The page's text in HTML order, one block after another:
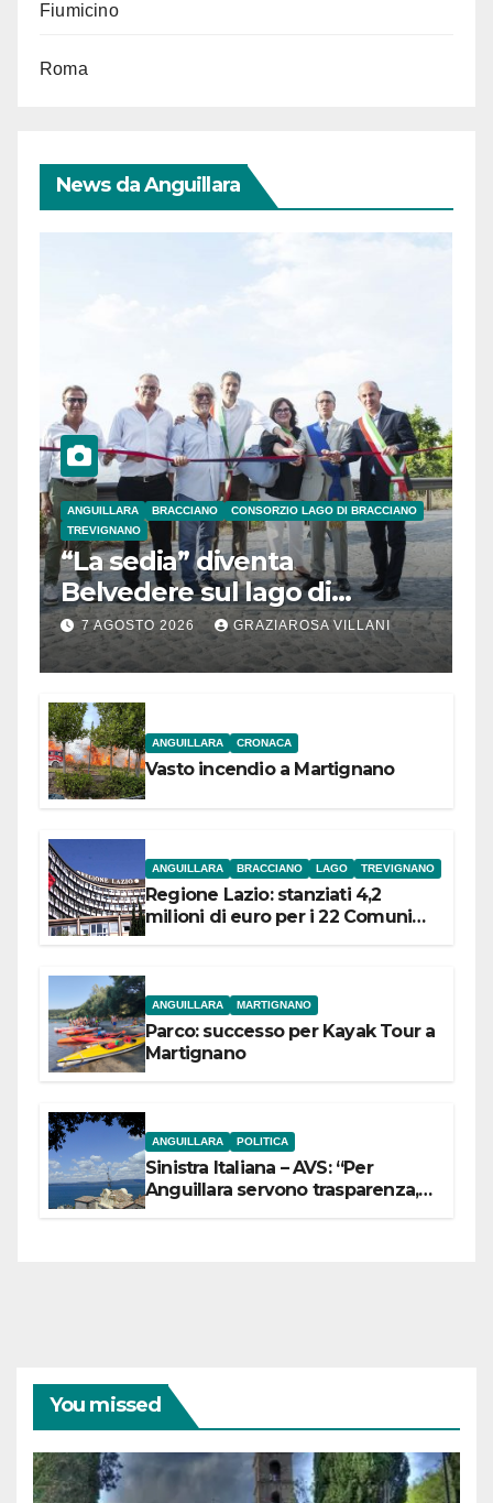
Fiumicino
Roma
News da Anguillara
ANGUILLARA BRACCIANO
CONSORZIO LAGO DI BRACCIANO
TREVIGNANO
“La sedia” diventa
Belvedere sul lago di
Bracciano: ieri
l’inaugurazione
7 AGOSTO 2026 GRAZIAROSA VILLANI
ANGUILLARA CRONACA
Vasto incendio a Martignano
ANGUILLARA BRACCIANO LAGO TREVIGNANO
Regione Lazio: stanziati 4,2
milioni di euro per i 22 Comuni
ANGUILLARA MARTIGNANO
Parco: successo per Kayak Tour a
Martignano
ANGUILLARA POLITICA
Sinistra Italiana – AVS: “Per
Anguillara servono trasparenza,
You missed